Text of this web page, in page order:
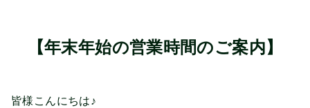
【年末年始の営業時間のご案内】
皆様こんにちは♪